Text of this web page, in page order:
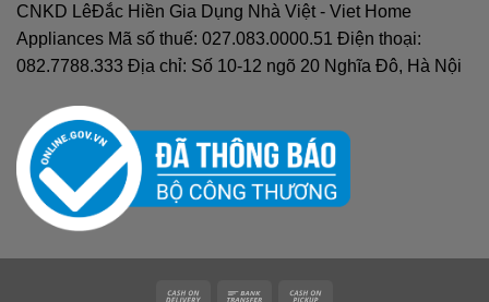
CNKD LêĐắc Hiền Gia Dụng Nhà Việt - Viet Home
Appliances Mã số thuế: 027.083.0000.51 Điện thoại:
082.7788.333 Địa chỉ: Số 10-12 ngõ 20 Nghĩa Đô, Hà Nội
Cash Bank